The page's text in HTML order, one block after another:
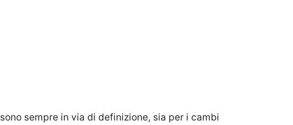
sono sempre in via di definizione, sia per i cambi